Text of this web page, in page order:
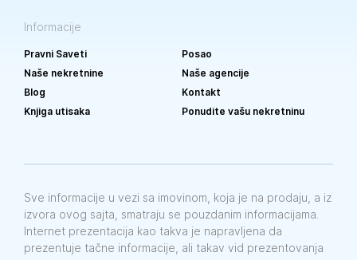
Informacije
Pravni Saveti
Posao
Naše nekretnine
Naše agencije
Blog
Kontakt
Knjiga utisaka
Ponudite vašu nekretninu
Sve informacije u vezi sa imovinom, koja je na prodaju, a iz
izvora ovog sajta, smatraju se pouzdanim informacijama.
Internet prezentacija kao takva je napravljena da
prezentuje tačne informacije, ali takav vid prezentovanja